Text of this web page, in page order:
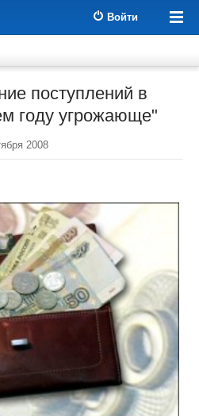
Войти
поступлений в
году угрожающе"
2008